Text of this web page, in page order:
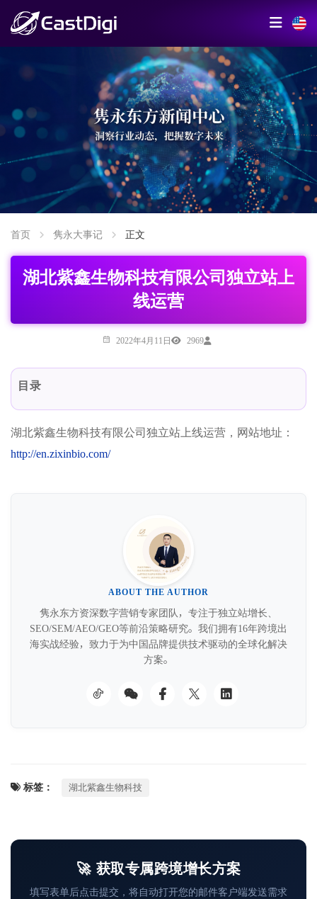
首页 隽永大事记 正文
湖北紫鑫生物科技有限公司独立站上
线运营
2022年4月11日 2969
目录
湖北紫鑫生物科技有限公司独立站上线运营，网站地址：
http://en.zixinbio.com/
ABOUT THE AUTHOR
隽永东方资深数字营销专家团队，专注于独立站增长、
SEO/SEM/AEO/GEO等前沿策略研究。我们拥有16年跨境出
海实战经验，致力于为中国品牌提供技术驱动的全球化解决
方案。
标签： 湖北紫鑫生物科技
🚀 获取专属跨境增长方案
填写表单后点击提交，将自动打开您的邮件客户端发送需求